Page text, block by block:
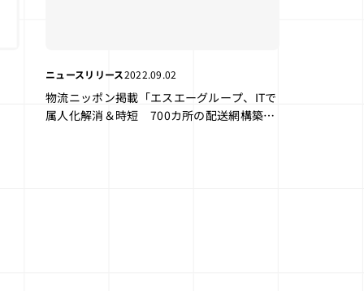
ニュースリリース2022.09.02
物流ニッポン掲載「エスエーグループ、ITで
属人化解消＆時短 700カ所の配送網構築